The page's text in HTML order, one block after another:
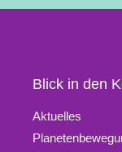
Blick in den
Aktuelles